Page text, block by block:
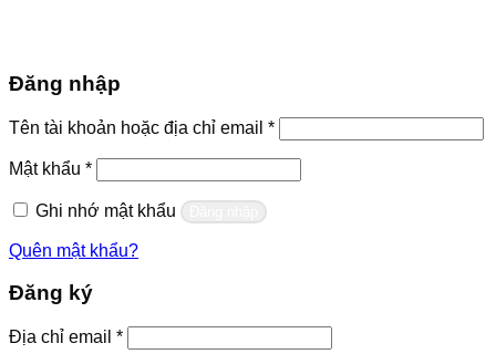
Đăng nhập
Tên tài khoản hoặc địa chỉ email *Bắt
buộc
Mật khẩu *Bắt
buộc
Ghi nhớ mật khẩu
Quên mật khẩu?
Đăng ký
Địa chỉ email *Bắt